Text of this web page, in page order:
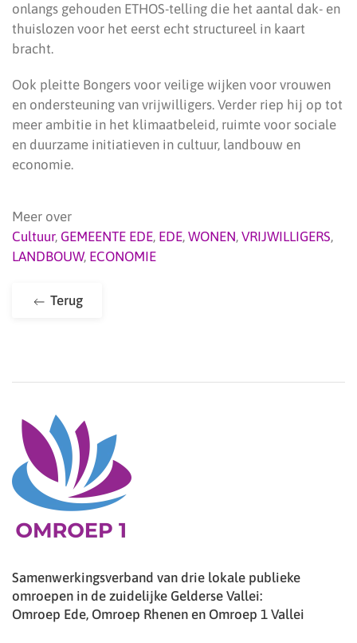
onlangs gehouden ETHOS-telling die het aantal dak- en
thuislozen voor het eerst echt structureel in kaart
bracht.
Ook pleitte Bongers voor veilige wijken voor vrouwen
en ondersteuning van vrijwilligers. Verder riep hij op tot
meer ambitie in het klimaatbeleid, ruimte voor sociale
en duurzame initiatieven in cultuur, landbouw en
economie.
Meer over
Cultuur, GEMEENTE EDE, EDE, WONEN, VRIJWILLIGERS,
LANDBOUW, ECONOMIE
Terug
Samenwerkingsverband van drie lokale publieke
omroepen in de zuidelijke Gelderse Vallei:
Omroep Ede, Omroep Rhenen en Omroep 1 Vallei